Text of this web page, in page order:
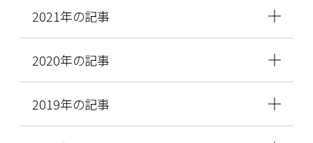
2021年の記事
2020年の記事
2019年の記事